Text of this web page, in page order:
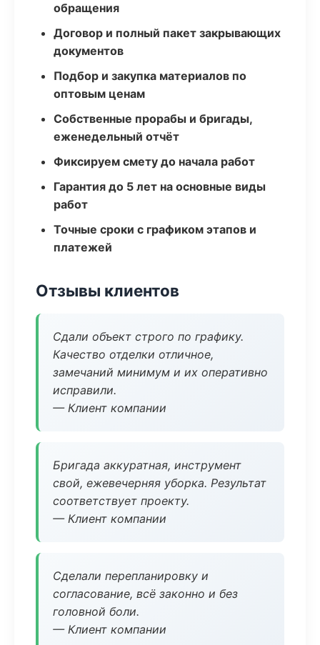
обращения
Договор и полный пакет закрывающих
документов
Подбор и закупка материалов по
оптовым ценам
Собственные прорабы и бригады,
еженедельный отчёт
Фиксируем смету до начала работ
Гарантия до 5 лет на основные виды
работ
Точные сроки с графиком этапов и
платежей
Отзывы клиентов
Сдали объект строго по графику.
Качество отделки отличное,
замечаний минимум и их оперативно
исправили.
— Клиент компании
Бригада аккуратная, инструмент
свой, ежевечерняя уборка. Результат
соответствует проекту.
— Клиент компании
Сделали перепланировку и
согласование, всё законно и без
головной боли.
— Клиент компании